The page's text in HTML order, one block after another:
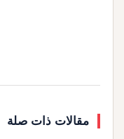
مقالات ذات صلة